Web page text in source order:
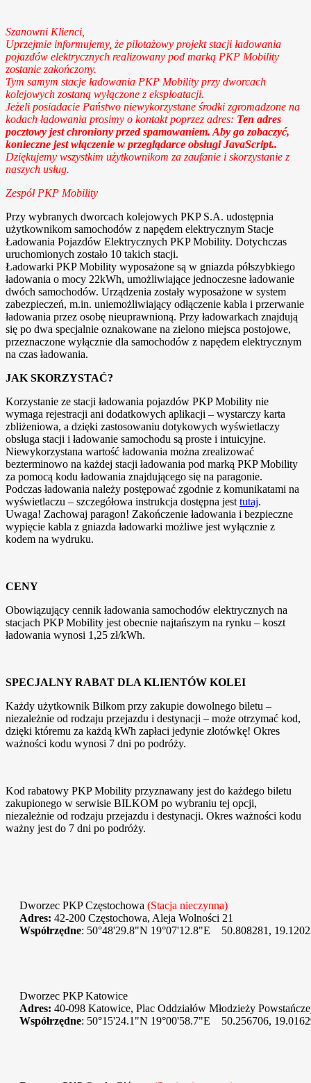
Szanowni Klienci,
Uprzejmie informujemy, że pilotażowy projekt stacji ładowania
pojazdów elektrycznych realizowany pod marką PKP Mobility
zostanie zakończony.
Tym samym stacje ładowania PKP Mobility przy dworcach
kolejowych zostaną wyłączone z eksploatacji.
Jeżeli posiadacie Państwo niewykorzystane środki zgromadzone na
kodach ładowania prosimy o kontakt poprzez adres: Ten adres
pocztowy jest chroniony przed spamowaniem. Aby go zobaczyć,
konieczne jest włączenie w przeglądarce obsługi JavaScript..
Dziękujemy wszystkim użytkownikom za zaufanie i skorzystanie z
naszych usług.
Zespół PKP Mobility
Przy wybranych dworcach kolejowych PKP S.A. udostępnia
użytkownikom samochodów z napędem elektrycznym Stacje
Ładowania Pojazdów Elektrycznych PKP Mobility. Dotychczas
uruchomionych zostało 10 takich stacji.
Ładowarki PKP Mobility wyposażone są w gniazda półszybkiego
ładowania o mocy 22kWh, umożliwiające jednoczesne ładowanie
dwóch samochodów. Urządzenia zostały wyposażone w system
zabezpieczeń, m.in. uniemożliwiający odłączenie kabla i przerwanie
ładowania przez osobę nieuprawnioną. Przy ładowarkach znajdują
się po dwa specjalnie oznakowane na zielono miejsca postojowe,
przeznaczone wyłącznie dla samochodów z napędem elektrycznym
na czas ładowania.
JAK SKORZYSTAĆ?
Korzystanie ze stacji ładowania pojazdów PKP Mobility nie
wymaga rejestracji ani dodatkowych aplikacji – wystarczy karta
zbliżeniowa, a dzięki zastosowaniu dotykowych wyświetlaczy
obsługa stacji i ładowanie samochodu są proste i intuicyjne.
Niewykorzystana wartość ładowania można zrealizować
bezterminowo na każdej stacji ładowania pod marką PKP Mobility
za pomocą kodu ładowania znajdującego się na paragonie.
Podczas ładowania należy postępować zgodnie z komunikatami na
wyświetlaczu – szczegółowa instrukcja dostępna jest tutaj.
Uwaga! Zachowaj paragon! Zakończenie ładowania i bezpieczne
wypięcie kabla z gniazda ładowarki możliwe jest wyłącznie z
kodem na wydruku.
CENY
Obowiązujący cennik ładowania samochodów elektrycznych na
stacjach PKP Mobility jest obecnie najtańszym na rynku – koszt
ładowania wynosi 1,25 zł/kWh.
SPECJALNY RABAT DLA KLIENTÓW KOLEI
Każdy użytkownik Bilkom przy zakupie dowolnego biletu –
niezależnie od rodzaju przejazdu i destynacji – może otrzymać kod,
dzięki któremu za każdą kWh zapłaci jedynie złotówkę! Okres
ważności kodu wynosi 7 dni po podróży.
Kod rabatowy PKP Mobility przyznawany jest do każdego biletu
zakupionego w serwisie BILKOM po wybraniu tej opcji,
niezależnie od rodzaju przejazdu i destynacji. Okres ważności kodu
ważny jest do 7 dni po podróży.
Dworzec PKP Częstochowa (Stacja nieczynna)
Adres: 42-200 Częstochowa, Aleja Wolności 21
Współrzędne: 50°48'29.8"N 19°07'12.8"E 50.808281,
Dworzec PKP Katowice
Adres: 40-098 Katowice, Plac Oddziałów Młodzieży
Współrzędne: 50°15'24.1"N 19°00'58.7"E 50.256706,